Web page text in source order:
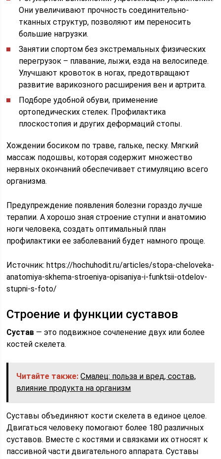
Они увеличивают прочность соединительно-
тканных структур, позволяют им переносить
большие нагрузки.
Занятии спортом без экстремальных физических
перегрузок – плавание, лыжи, езда на велосипеде.
Улучшают кровоток в ногах, предотвращают
развитие варикозного расширения вен и артрита.
Подборе удобной обуви, применение
ортопедических стелек. Профилактика
плоскостопия и других деформаций стопы.
Хождении босиком по траве, гальке, песку. Мягкий
массаж подошвы, которая содержит множество
нервных окончаний обеспечивает стимуляцию всего
организма.
Предупреждение появления болезни гораздо лучше
терапии. А хорошо зная строение ступни и анатомию
ноги человека, создать оптимальный план
профилактики ее заболеваний будет намного проще.
Источник:https://hochuhodit.ru/articles/stopa-cheloveka-
anatomiya-skhema-stroeniya-opisaniya-i-funktsii-otdelov-
stupni-s-foto/
Строение и функции суставов
Сустав — это подвижное сочленение двух или более
костей скелета.
Читайте также: Смалец: польза и вред, состав,
влияние продукта на организм
Суставы объединяют кости скелета в единое целое.
Двигаться человеку помогают более 180 различных
суставов. Вместе с костями и связками их относят к
пассивной части двигательного аппарата. Суставы